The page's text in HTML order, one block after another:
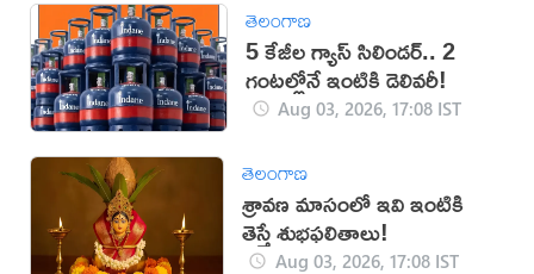
తెలంగాణ
5 కేజీల గ్యాస్ సిలిండర్.. 2
గంటల్లోనే ఇంటికి డెలివరీ!
Aug 03, 2026, 17:08 IST
తెలంగాణ
శ్రావణ మాసంలో ఇవి ఇంటికి
తెస్తే శుభఫలితాలు!
Aug 03, 2026, 17:08 IST